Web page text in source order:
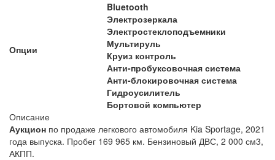
Опции
Bluetooth
Электрозеркала
Электростеклоподъемники
Мультируль
Круиз контроль
Анти-пробуксовочная система
Анти-блокировочная система
Гидроусилитель
Бортовой компьютер
Описание
Аукцион по продаже легкового автомобиля Kia Sportage, 2021
года выпуска. Пробег 169 965 км. Бензиновый ДВС, 2 000 см3,
АКПП.